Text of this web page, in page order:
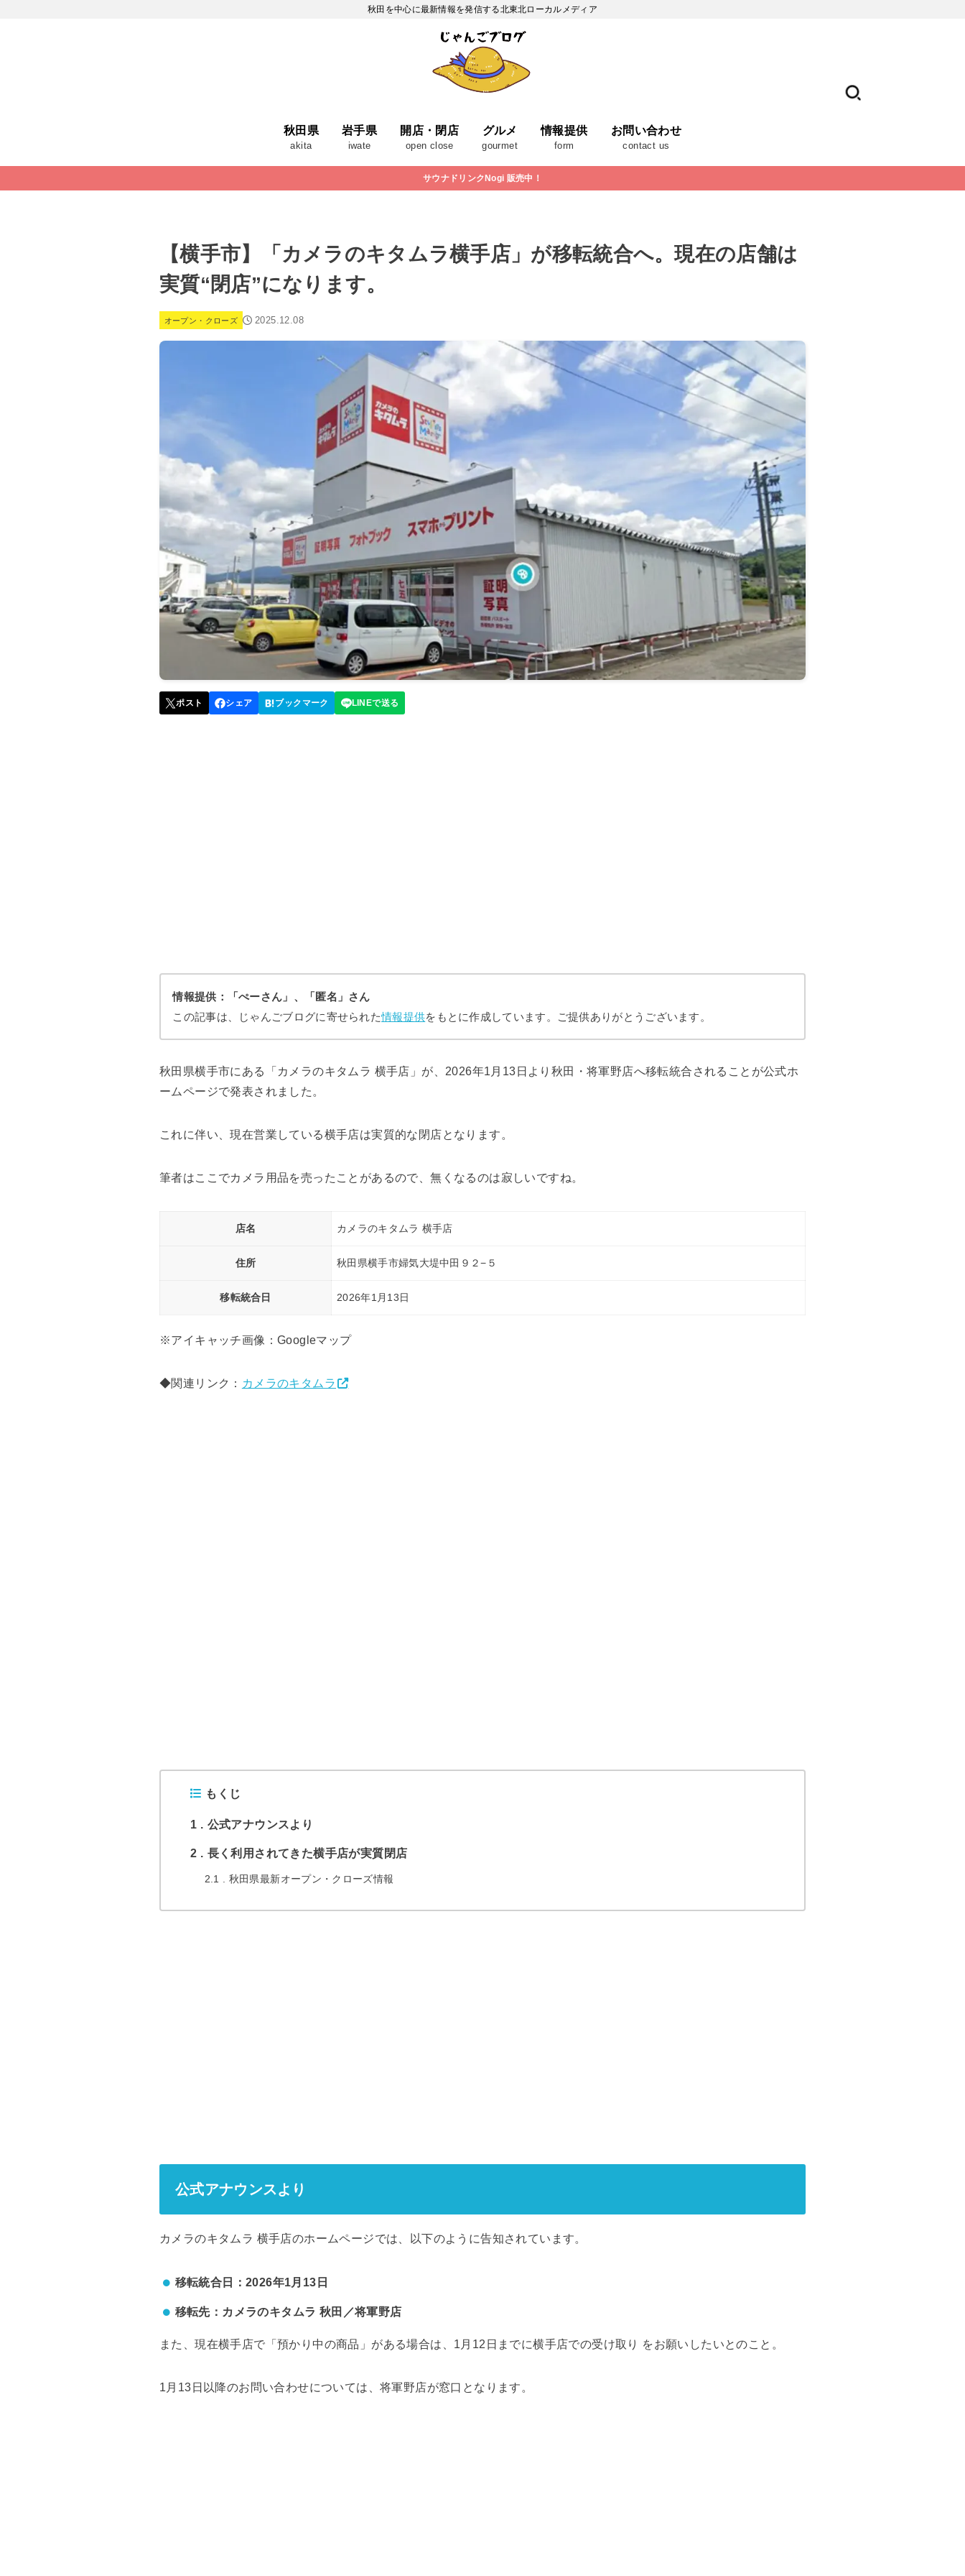
秋田を中心に最新情報を発信する北東北ローカルメディア
秋田県
akita
岩手県
iwate
開店・閉店
open close
グルメ
gourmet
情報提供
form
お問い合わせ
contact us
サウナドリンクNogi 販売中！
【横手市】「カメラのキタムラ横手店」が移転統合へ。現在の店舗は
実質“閉店”になります。
オープン・クローズ 2025.12.08
情報提供：「ぺーさん」、「匿名」さん
この記事は、じゃんごブログに寄せられた情報提供をもとに作成しています。ご提供ありがとうございます。
秋田県横手市にある「カメラのキタムラ 横手店」が、2026年1月13日より秋田・将軍野店へ移転統合されることが公式ホ
ームページで発表されました。
これに伴い、現在営業している横手店は実質的な閉店となります。
筆者はここでカメラ用品を売ったことがあるので、無くなるのは寂しいですね。
店名 カメラのキタムラ 横手店
住所 秋田県横手市婦気大堤中田９２−５
移転統合日 2026年1月13日
※アイキャッチ画像：Googleマップ
◆関連リンク： カメラのキタムラ
もくじ
1 公式アナウンスより
2 長く利用されてきた横手店が実質閉店
2.1 秋田県最新オープン・クローズ情報
公式アナウンスより
カメラのキタムラ 横手店のホームページでは、以下のように告知されています。
移転統合日：2026年1月13日
移転先：カメラのキタムラ 秋田／将軍野店
また、現在横手店で「預かり中の商品」がある場合は、1月12日までに横手店での受け取り をお願いしたいとのこと。
1月13日以降のお問い合わせについては、将軍野店が窓口となります。